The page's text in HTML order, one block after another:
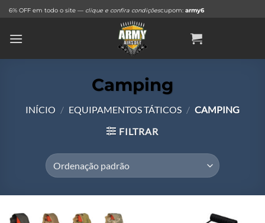
Skip
content
6% OFF em todo o site — clique e confira condiçõescupom: army6
Camping
INÍCIO / EQUIPAMENTOS TÁTICOS / CAMPING
FILTRAR